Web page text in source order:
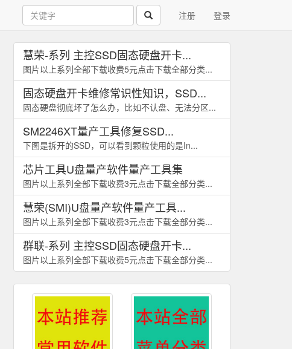
注册 登录
慧荣-系列 主控SSD固态硬盘开卡...
图片以上系列全部下载收费5元点击下载全部分类...
固态硬盘开卡维修常识性知识，SSD...
固态硬盘彻底坏了怎么办，比如不认盘、无法分区...
SM2246XT量产工具修复SSD...
下图是拆开的SSD，可以看到颗粒使用的是In...
芯片工具U盘量产软件量产工具集
图片以上系列全部下载收费3元点击下载全部分类...
慧荣(SMI)U盘量产软件量产工具...
图片以上系列全部下载收费3元点击下载全部分类...
群联-系列 主控SSD固态硬盘开卡...
图片以上系列全部下载收费5元点击下载全部分类...